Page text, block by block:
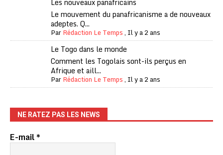
Les nouveaux panafricains
Le mouvement du panafricanisme a de nouveaux
adeptes. Q...
ParRédaction Le Temps, Il y a 2 ans
Le Togo dans le monde
Comment les Togolais sont-ils perçus en
Afrique et aill...
ParRédaction Le Temps, Il y a 2 ans
NE RATEZ PAS LES NEWS
E-mail*